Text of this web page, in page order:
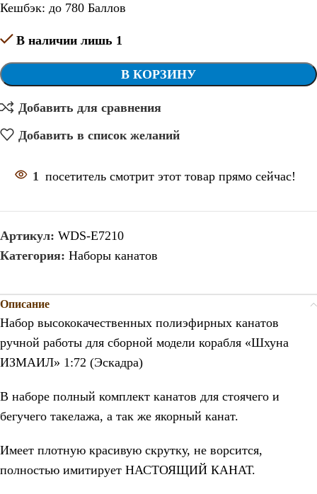
Кешбэк: до 780 Баллов
В наличии лишь 1
В КОРЗИНУ
Добавить для сравнения
Добавить в список желаний
1 посетитель смотрит этот товар прямо сейчас!
Артикул: WDS-E7210
Категория: Наборы канатов
Описание
Набор высококачественных полиэфирных канатов
ручной работы для сборной модели корабля «Шхуна
ИЗМАИЛ» 1:72 (Эскадра)
В наборе полный комплект канатов для стоячего и
бегучего такелажа, а так же якорный канат.
Имеет плотную красивую скрутку, не ворсится,
полностью имитирует НАСТОЯЩИЙ КАНАТ.